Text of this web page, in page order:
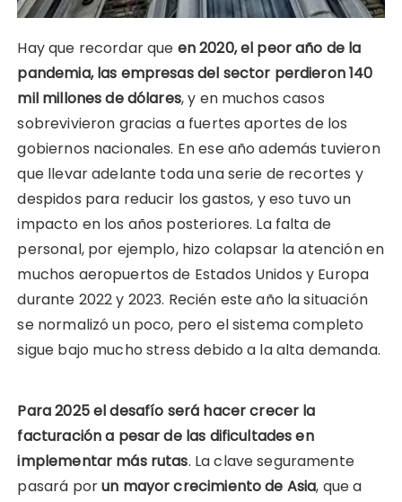
Hay que recordar que en 2020, el peor año de la
pandemia, las empresas del sector perdieron 140
mil millones de dólares, y en muchos casos
sobrevivieron gracias a fuertes aportes de los
gobiernos nacionales. En ese año además tuvieron
que llevar adelante toda una serie de recortes y
despidos para reducir los gastos, y eso tuvo un
impacto en los años posteriores. La falta de
personal, por ejemplo, hizo colapsar la atención en
muchos aeropuertos de Estados Unidos y Europa
durante 2022 y 2023. Recién este año la situación
se normalizó un poco, pero el sistema completo
sigue bajo mucho stress debido a la alta demanda.
Para 2025 el desafío será hacer crecer la
facturación a pesar de las dificultades en
implementar más rutas. La clave seguramente
pasará porun mayor crecimiento de Asia, que a